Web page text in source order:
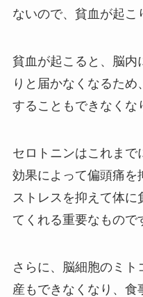
ないので、貧血が起こ
貧血が起こると、脳内
りと届かなくなるた
することもできなくな
セロトニンはこれまで
効果によって偏頭痛を
ストレスを抑えて体に
てくれる重要なもので
さらに、脳細胞のミト
産もできなくなり、食